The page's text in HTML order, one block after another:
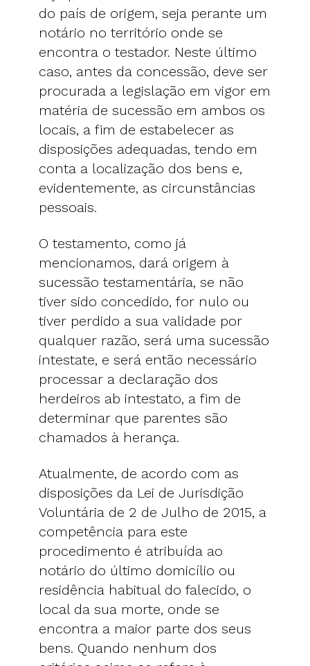
do país de origem, seja perante um
notário no território onde se
encontra o testador. Neste último
caso, antes da concessão, deve ser
procurada a legislação em vigor em
matéria de sucessão em ambos os
locais, a fim de estabelecer as
disposições adequadas, tendo em
conta a localização dos bens e,
evidentemente, as circunstâncias
pessoais.
O testamento, como já
mencionamos, dará origem à
sucessão testamentária, se não
tiver sido concedido, for nulo ou
tiver perdido a sua validade por
qualquer razão, será uma sucessão
intestate, e será então necessário
processar a declaração dos
herdeiros ab intestato, a fim de
determinar que parentes são
chamados à herança.
Atualmente, de acordo com as
disposições da Lei de Jurisdição
Voluntária de 2 de Julho de 2015, a
competência para este
procedimento é atribuída ao
notário do último domicílio ou
residência habitual do falecido, o
local da sua morte, onde se
encontra a maior parte dos seus
bens. Quando nenhum dos